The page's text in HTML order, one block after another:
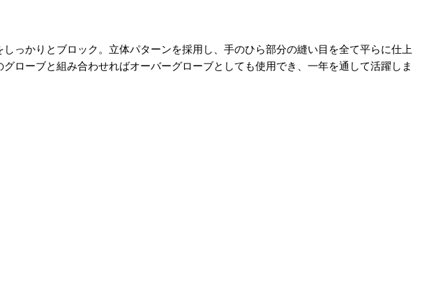
っかりとブロック。立体パターンを採用し、手のひら部分の縫い目を全て平らに仕上
ローブと組み合わせればオーバーグローブとしても使用でき、一年を通して活躍しま